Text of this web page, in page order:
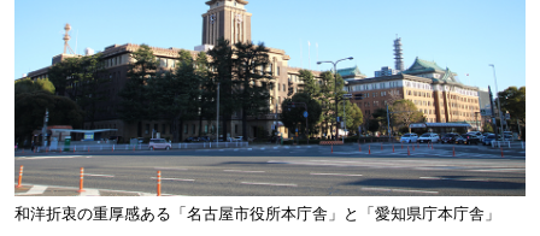
和洋折衷の重厚感ある「名古屋市役所本庁舎」と「愛知県庁本庁舎」